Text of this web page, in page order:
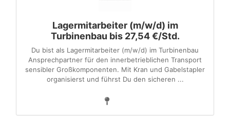
Lagermitarbeiter (m/w/d) im
Turbinenbau bis 27,54 €/Std.
Du bist als Lagermitarbeiter (m/w/d) im Turbinenbau
Ansprechpartner für den innerbetrieblichen Transport
sensibler Großkomponenten. Mit Kran und Gabelstapler
organisierst und führst Du den sicheren ...